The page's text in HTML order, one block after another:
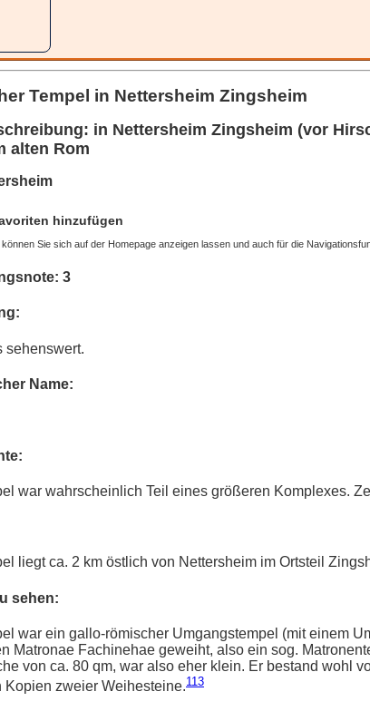
Tempel in Nettersheim Zingsheim
in Nettersheim Zingsheim (vor
alten Rom
hinzufügen
Sie sich auf der Homepage anzeigen lassen und auch für die
3
sehenswert.
Name:
war wahrscheinlich Teil eines größeren Komplexes.
liegt ca. 2 km östlich von Nettersheim im Ortsteil
sehen:
war ein gallo-römischer Umgangstempel (mit einem
Matronae Fachinehae geweiht, also ein sog.
von ca. 80 qm, war also eher klein. Er bestand wohl
Kopien zweier Weihesteine.113